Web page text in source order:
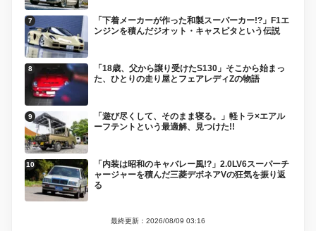
「下着メーカーが作った和製スーパーカー!?」F1エ
ンジンを積んだジオット・キャスピタという伝説
「18歳、父から譲り受けたS130」そこから始まっ
た、ひとりの走り屋とフェアレディZの物語
「遊び尽くして、そのまま寝る。」軽トラ×エアル
ーフテントという最適解、見つけた!!
「内装は昭和のキャバレー風!?」2.0LV6スーパーチ
ャージャーを積んだ三菱デボネアVの狂気を振り返
る
最終更新：2026/08/09 03:16